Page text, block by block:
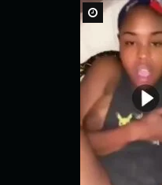
Watch Later